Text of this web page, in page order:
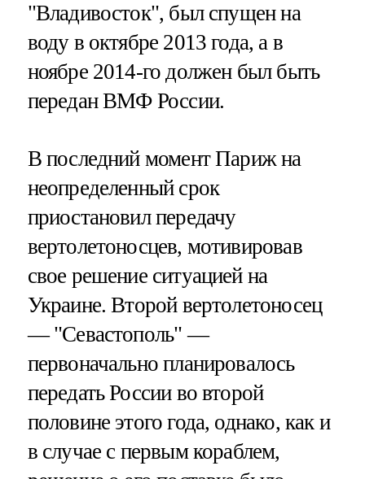
"Владивосток", был спущен на
воду в октябре 2013 года, а в
ноябре 2014-го должен был быть
передан ВМФ России.
В последний момент Париж на
неопределенный срок
приостановил передачу
вертолетоносцев, мотивировав
свое решение ситуацией на
Украине. Второй вертолетоносец
— "Севастополь" —
первоначально планировалось
передать России во второй
половине этого года, однако, как и
в случае с первым кораблем,